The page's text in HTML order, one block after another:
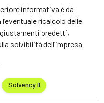
informativa è da
ricalcolo delle
predetti,
solvibilità dell’impresa.
Solvency II